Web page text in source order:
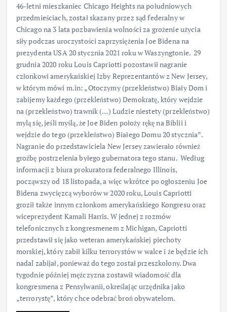
46-letni mieszkaniec Chicago Heights na południowych
przedmieściach, został skazany przez sąd federalny w
Chicago na 3 lata pozbawienia wolności za grożenie użycia
siły podczas uroczystości zaprzysiężenia Joe Bidena na
prezydenta USA 20 stycznia 2021 roku w Waszyngtonie. 29
grudnia 2020 roku Louis Capriotti pozostawił nagranie
członkowi amerykańskiej Izby Reprezentantów z New Jersey,
w którym mówi m.in: „Otoczymy (przekleństwo) Biały Dom i
zabijemy każdego (przekleństwo) Demokratę, który wejdzie
na (przekleństwo) trawnik (…) Ludzie niestety (przekleństwo)
mylą się, jeśli myślą, że Joe Biden położy rękę na Biblii i
wejdzie do tego (przekleństwo) Białego Domu 20 stycznia”.
Nagranie do przedstawiciela New Jersey zawierało również
groźbę postrzelenia byłego gubernatora tego stanu. Według
informacji z biura prokuratora federalnego Illinois,
począwszy od 18 listopada, a więc wkrótce po ogłoszeniu Joe
Bidena zwycięzcą wyborów w 2020 roku, Louis Capriotti
groził także innym członkom amerykańskiego Kongresu oraz
wiceprezydent Kamali Harris. W jednej z rozmów
telefonicznych z kongresmenem z Michigan, Capriotti
przedstawił się jako weteran amerykańskiej piechoty
morskiej, który zabił kilku terrorystów w walce i że będzie ich
nadal zabijał, ponieważ do tego został przeszkolony. Dwa
tygodnie później mężczyzna zostawił wiadomość dla
kongresmena z Pensylwanii, określając urzędnika jako
„terrorystę”, który chce odebrać broń obywatelom.